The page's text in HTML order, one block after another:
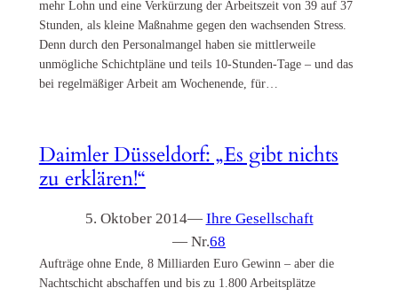
mehr Lohn und eine Verkürzung der Arbeitszeit von 39 auf 37
Stunden, als kleine Maßnahme gegen den wachsenden Stress.
Denn durch den Personalmangel haben sie mittlerweile
unmögliche Schichtpläne und teils 10-Stunden-Tage – und das
bei regelmäßiger Arbeit am Wochenende, für…
Daimler Düsseldorf: „Es gibt nichts
zu erklären!“
5. Oktober 2014— Ihre Gesellschaft
— Nr.68
Aufträge ohne Ende, 8 Milliarden Euro Gewinn – aber die
Nachtschicht abschaffen und bis zu 1.800 Arbeitsplätze